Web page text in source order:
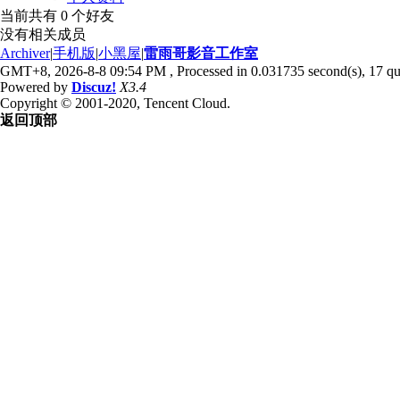
当前共有 0 个好友
没有相关成员
Archiver|手机版|小黑屋|雷雨哥影音工作室
GMT+8, 2026-8-8 09:54 PM , Processed in 0.031735 second(s), 17
Powered by Discuz! X3.4
Copyright © 2001-2020, Tencent Cloud.
返回顶部